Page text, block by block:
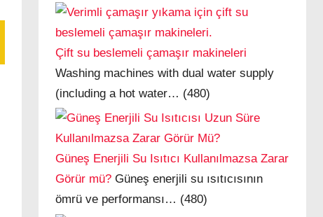
Çift su beslemeli çamaşır makineleri
Washing machines with dual water supply
(including a hot water… (480)
Güneş Enerjili Su Isıtıcı Kullanılmazsa Zarar
Görür mü? Güneş enerjili su ısıtıcısının
ömrü ve performansı… (480)